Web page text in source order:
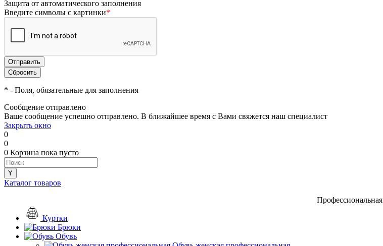
Защита от автоматического заполнения
Введите символы с картинки*
* - Поля, обязательные для заполнения
Сообщение отправлено
Ваше сообщение успешно отправлено. В ближайшее время с Вами свяжется наш специалист
Закрыть окно
0
0
0 Корзина пока пусто
Каталог товаров
Профессиональная
Куртки
Брюки
Обувь